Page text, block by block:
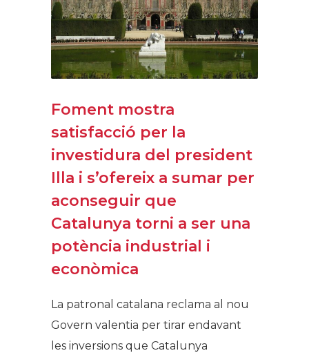
Foment mostra
satisfacció per la
investidura del president
Illa i s’ofereix a sumar per
aconseguir que
Catalunya torni a ser una
potència industrial i
econòmica
La patronal catalana reclama al nou
Govern valentia per tirar endavant
les inversions que Catalunya